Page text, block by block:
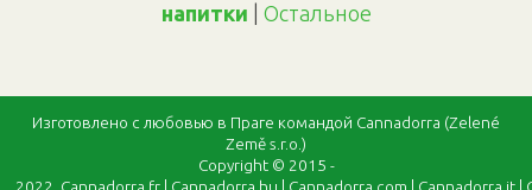
напитки
Oстальное
Изготовлено с любовью в Праге командой Cannadorra (Zelené
Země s.r.o.)
Copyright © 2015 -